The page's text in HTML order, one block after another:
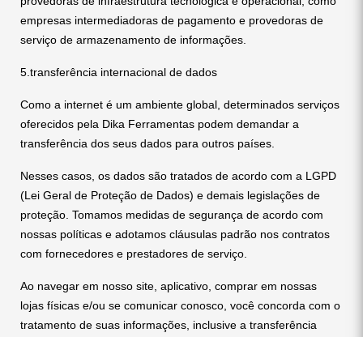
empresas intermediadoras de pagamento e provedoras de
serviço de armazenamento de informações.
5.transferência internacional de dados
Como a internet é um ambiente global, determinados serviços
oferecidos pela Dika Ferramentas podem demandar a
transferência dos seus dados para outros países.
Nesses casos, os dados são tratados de acordo com a LGPD
(Lei Geral de Proteção de Dados) e demais legislações de
proteção. Tomamos medidas de segurança de acordo com
nossas políticas e adotamos cláusulas padrão nos contratos
com fornecedores e prestadores de serviço.
Ao navegar em nosso site, aplicativo, comprar em nossas
lojas físicas e/ou se comunicar conosco, você concorda com o
tratamento de suas informações, inclusive a transferência